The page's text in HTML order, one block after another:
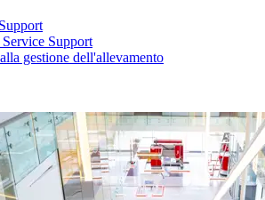
Support
gestione dell'allevamento